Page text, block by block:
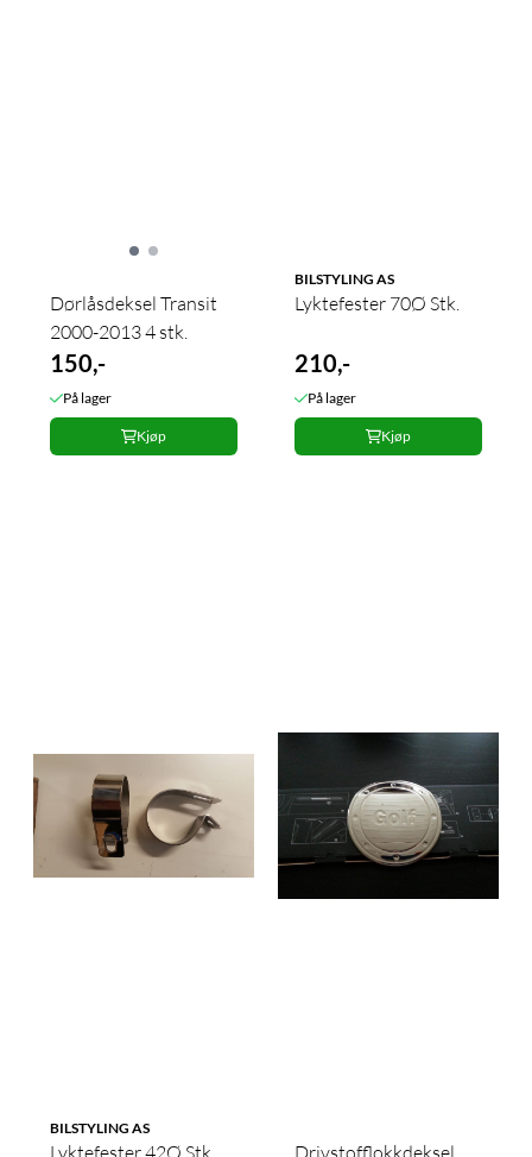
Dørlåsdeksel Transit
2000-2013 4 stk.
150,-
På lager
Kjøp
BILSTYLING AS
Lyktefester 70Ø Stk.
210,-
På lager
Kjøp
BILSTYLING AS
Lyktefester 42Ø Stk.
Drivstofflokkdeksel